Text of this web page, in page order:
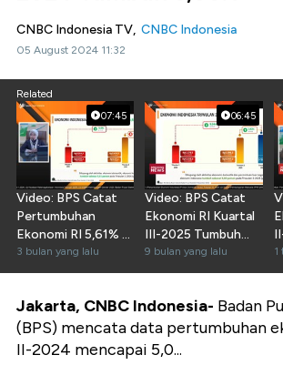
CNBC Indonesia TV, CNBC Indonesia
05 August 2024 11:32
Related
07:45
Video: BPS Catat
Pertumbuhan
Ekonomi RI 5,61% di
Kuartal I-2026
3 bulan yang lalu
06:45
Video: BPS Catat
Ekonomi RI Kuartal
III-2025 Tumbuh
5,04% (yoy)
9 bulan yang lalu 1
Jakarta, CNBC Indonesia- Badan
(BPS) mencata data pertumbuhan
II-2024 mencapai 5,0...